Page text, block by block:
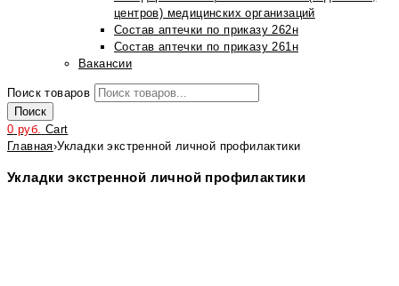
центров) медицинских организаций
Состав аптечки по приказу 262н
Состав аптечки по приказу 261н
Вакансии
Поиск товаров
Поиск
0 руб. Cart
Главная›Укладки экстренной личной профилактики
Укладки экстренной личной профилактики